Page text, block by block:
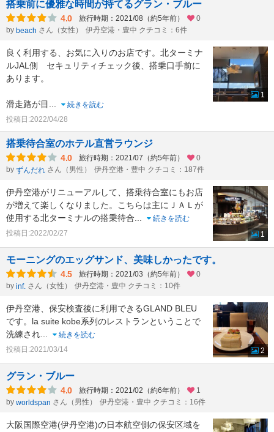
搭乗前に優雅な時間が持てるグラン・ブルー
4.0 旅行時期：2021/08（約5年前）
0
by beach さん（女性） 伊丹空港・豊中 クチコミ：6件
良く利用する、お気に入りのお店です。北ターミナ
ルJAL側 セキュリティチェック後、搭乗口手前に
あります。
滑走路が目
続きを読む
投稿日:2022/04/28
1
搭乗待合室のホテル直営ラウンジ
4.0 旅行時期：2021/07（約5年前）
0
by ずんだれ さん（男性） 伊丹空港・豊中 クチコミ：187件
伊丹空港がリニューアルして、搭乗待合室にもお店
が増えて楽しくなりました。こちらは主にＪＡＬが
使用する北ターミナルの搭乗待合
続きを読む
投稿日:2022/02/27
1
モーニングのエッグサンド、美味しかったです。
4.5 旅行時期：2021/03（約5年前）
0
by inf. さん（女性） 伊丹空港・豊中 クチコミ：10件
伊丹空港、保安検査後に利用できるGLAND BLEU
です。la suite kobe系列のレストランということで
洗練され
続きを読む
投稿日:2021/03/14
2
グラン・ブルー
4.0 旅行時期：2021/02（約6年前）
1
by worldspan さん（男性） 伊丹空港・豊中 クチコミ：16件
大阪国際空港(伊丹空港)の日本航空側の保安区域を